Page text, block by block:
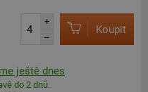
+
–
Koupit
ještě dnes
do 2 dnů.